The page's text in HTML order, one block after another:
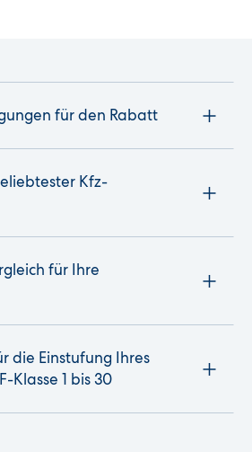
für den Rabatt
Kfz-
für Ihre
die Einstufung Ihres
Klasse 1 bis 30